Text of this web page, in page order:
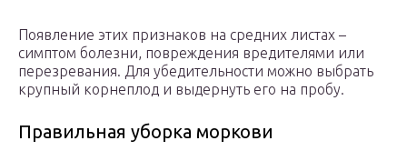
Появление этих признаков на средних листах –
симптом болезни, повреждения вредителями или
перезревания. Для убедительности можно выбрать
крупный корнеплод и выдернуть его на пробу.
Правильная уборка моркови